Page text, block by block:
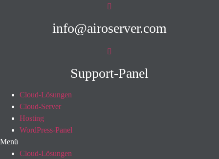
info@airoserver.com
Support-Panel
Cloud-Lösungen
Cloud-Server
Hosting
WordPress-Panel
Menü
Cloud-Lösungen